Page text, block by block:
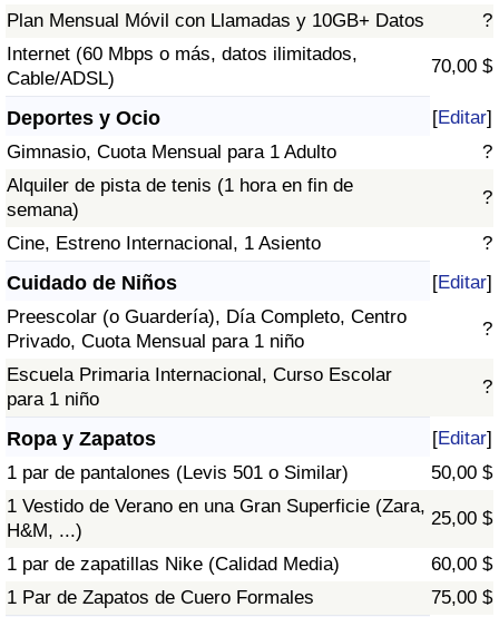
Plan Mensual Móvil con Llamadas y 10GB+ Datos
?
Internet (60 Mbps o más, datos ilimitados,
Cable/ADSL)
70,00 $
Deportes y Ocio [Editar]
Gimnasio, Cuota Mensual para 1 Adulto
?
Alquiler de pista de tenis (1 hora en fin de
semana)
?
Cine, Estreno Internacional, 1 Asiento ?
Cuidado de Niños [Editar]
Preescolar (o Guardería), Día Completo, Centro
Privado, Cuota Mensual para 1 niño
?
Escuela Primaria Internacional, Curso Escolar
para 1 niño
?
Ropa y Zapatos [Editar]
1 par de pantalones (Levis 501 o Similar)
50,00 $
1 Vestido de Verano en una Gran Superficie (Zara,
H&M, ...)
25,00 $
1 par de zapatillas Nike (Calidad Media)
60,00 $
1 Par de Zapatos de Cuero Formales
75,00 $